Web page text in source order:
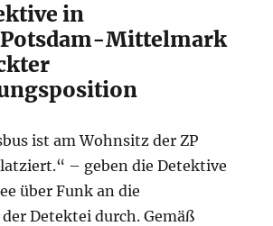
in
Mittelmark
ist am Wohnsitz der ZP
– geben die Detektive
über Funk an die
Detektei durch. Gemäß